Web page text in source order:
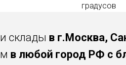
градусов
склады в г.Москва,
в любой город РФ с